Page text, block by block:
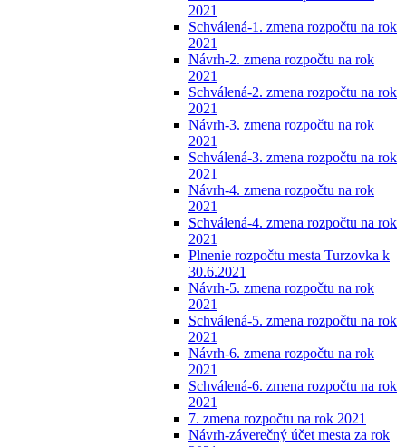
2021
Schválená-1. zmena rozpočtu na rok
2021
Návrh-2. zmena rozpočtu na rok
2021
Schválená-2. zmena rozpočtu na rok
2021
Návrh-3. zmena rozpočtu na rok
2021
Schválená-3. zmena rozpočtu na rok
2021
Návrh-4. zmena rozpočtu na rok
2021
Schválená-4. zmena rozpočtu na rok
2021
Plnenie rozpočtu mesta Turzovka k
30.6.2021
Návrh-5. zmena rozpočtu na rok
2021
Schválená-5. zmena rozpočtu na rok
2021
Návrh-6. zmena rozpočtu na rok
2021
Schválená-6. zmena rozpočtu na rok
2021
7. zmena rozpočtu na rok 2021
Návrh-záverečný účet mesta za rok